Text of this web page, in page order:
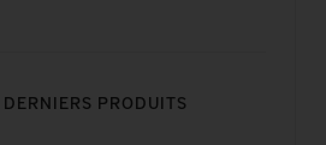
PRODUITS